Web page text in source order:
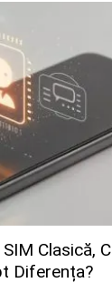
Clasică,
Diferența?